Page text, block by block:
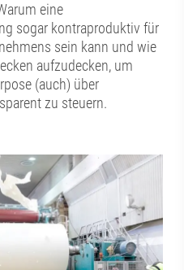
eine
sogar kontraproduktiv für
sein kann und wie
aufzudecken, um
(auch) über
zu steuern.